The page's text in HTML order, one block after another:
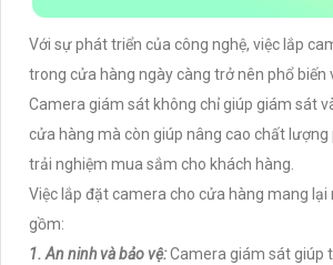
Với sự phát triển của công nghệ, việc lắp
trong cửa hàng ngày càng trở nên phổ biến
Camera giám sát không chỉ giúp giám sát
cửa hàng mà còn giúp nâng cao chất lượng
trải nghiệm mua sắm cho khách hàng.
Việc lắp đặt camera cho cửa hàng mang lại
gồm:
1. An ninh và bảo vệ:Camera giám sát giúp